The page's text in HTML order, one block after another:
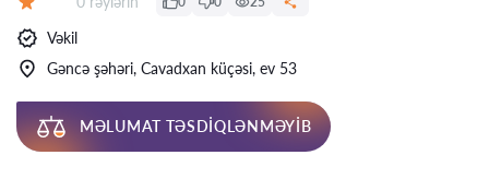
Vəkil
Gəncə şəhəri, Cavadxan küçəsi, ev 53
MƏLUMAT TƏSDIQLƏNMƏYIB